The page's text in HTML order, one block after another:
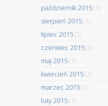
październik 2015(1)
sierpień 2015(1)
lipiec 2015(3)
czerwiec 2015(2)
maj 2015(1)
kwiecień 2015(2)
marzec 2015(1)
luty 2015(1)